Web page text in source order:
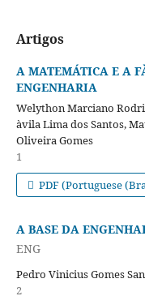
Artigos
A MATEMÁTICA E A
ENGENHARIA
Welython Marciano
àvila Lima dos Santos,
Oliveira Gomes
1
PDF (Portuguese
A BASE DA
ENG
Pedro Vinicius Gomes
2